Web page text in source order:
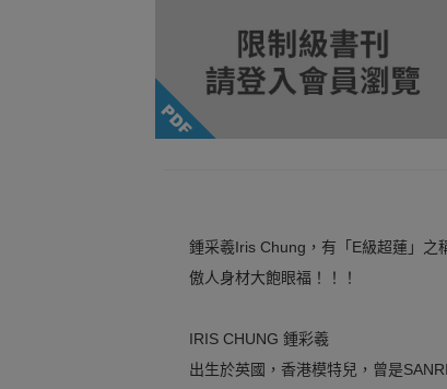
鍾采羲Iris Chung，有「E級超蓮」之
傲人身材大飽眼福！！！
IRIS CHUNG 鍾彩羲
出生於英國，香港模特兒，曾是